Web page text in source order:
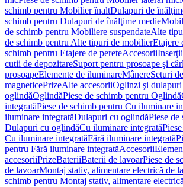
schimb pentru Mobilier înaltDulapuri de
schimb pentru Dulapuri de înălţime medie
de schimb pentru Mobiliere suspendateAlte
de schimb pentru Alte tipuri de mobilierEtajere
schimb pentru Etajere de pereteAccesorii
cutii de depozitareSuport pentru prosoape şi
prosoapeElemente de iluminareMânereSeturi
magneticePrizeAlte accesoriiOglinzi şi dulapuri
oglindăOglindăPiese de schimb pentru Oglindă
integratăPiese de schimb pentru Cu iluminare
iluminare integratăDulapuri cu oglindăPiese de
Dulapuri cu oglindăCu iluminare integrată
Cu iluminare integratăFără iluminare integrată
pentru Fără iluminare integratăAccesorii
accesoriiPrizeBateriiBaterii de lavoarPiese de
de lavoarMontaj stativ, alimentare electrică de
schimb pentru Montaj stativ, alimentare